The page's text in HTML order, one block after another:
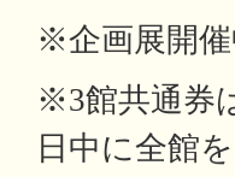
※企画展開
※3館共通券
日中に全館